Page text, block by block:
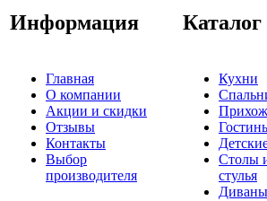
Информация
Главная
О компании
Акции и скидки
Отзывы
Контакты
Выбор
производителя
Кухни
Столы
стулья
Диваны